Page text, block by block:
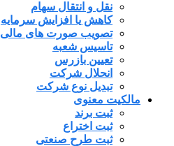
نقل و انتقال سهام
کاهش یا افزایش سرمایه
تصویب صورت های مالی
تاسیس شعبه
تعیین بازرس
انحلال شرکت
تبدیل نوع شرکت
مالکیت معنوی
ثبت برند
ثبت اختراع
ثبت طرح صنعتی